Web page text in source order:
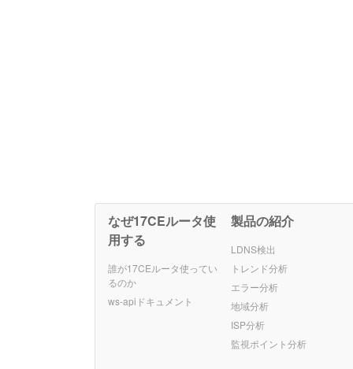
なぜ17CEルータ使
用する
誰が17CEルータ使ってい
るのか
ws-apiドキュメント
製品の紹介
LDNS検出
トレンド分析
エラー分析
地域分析
ISP分析
監視ポイント分析